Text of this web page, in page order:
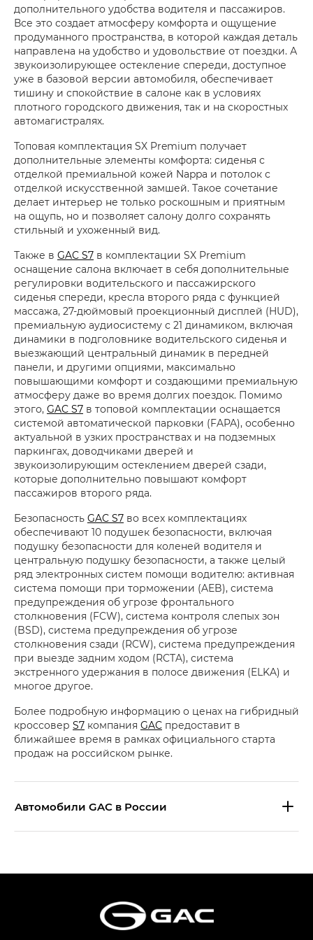
дополнительного удобства водителя и пассажиров.
Все это создает атмосферу комфорта и ощущение
продуманного пространства, в которой каждая деталь
направлена на удобство и удовольствие от поездки. А
звукоизолирующее остекление спереди, доступное
уже в базовой версии автомобиля, обеспечивает
тишину и спокойствие в салоне как в условиях
плотного городского движения, так и на скоростных
автомагистралях.
Топовая комплектация SX Premium получает
дополнительные элементы комфорта: сиденья с
отделкой премиальной кожей Nappa и потолок с
отделкой искусственной замшей. Такое сочетание
делает интерьер не только роскошным и приятным
на ощупь, но и позволяет салону долго сохранять
стильный и ухоженный вид.
Также в GAC S7 в комплектации SX Premium
оснащение салона включает в себя дополнительные
регулировки водительского и пассажирского
сиденья спереди, кресла второго ряда с функцией
массажа, 27-дюймовый проекционный дисплей (HUD),
премиальную аудиосистему с 21 динамиком, включая
динамики в подголовнике водительского сиденья и
выезжающий центральный динамик в передней
панели, и другими опциями, максимально
повышающими комфорт и создающими премиальную
атмосферу даже во время долгих поездок. Помимо
этого, GAC S7 в топовой комплектации оснащается
системой автоматической парковки (FAPA), особенно
актуальной в узких пространствах и на подземных
паркингах, доводчиками дверей и
звукоизолирующим остеклением дверей сзади,
которые дополнительно повышают комфорт
пассажиров второго ряда.
Безопасность GAC S7 во всех комплектациях
обеспечивают 10 подушек безопасности, включая
подушку безопасности для коленей водителя и
центральную подушку безопасности, а также целый
ряд электронных систем помощи водителю: активная
система помощи при торможении (AEB), система
предупреждения об угрозе фронтального
столкновения (FCW), система контроля слепых зон
(BSD), система предупреждения об угрозе
столкновения сзади (RCW), система предупреждения
при выезде задним ходом (RCTA), система
экстренного удержания в полосе движения (ELKA) и
многое другое.
Более подробную информацию о ценах на гибридный
кроссовер S7 компания GAC предоставит в
ближайшее время в рамках официального старта
продаж на российском рынке.
Aвтомобили GAC в России
Эс Икс ПРЕМИУМ — SX PREMIUM
S7 — Эс 7 (S7) в комплектациях
Эс Икс ПРЕМИУМ — SX PREMIUM, Эс Тэ — ST